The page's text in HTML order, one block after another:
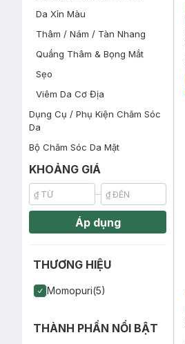
Da Xỉn Màu
Thâm / Nám / Tàn Nhang
Quầng Thâm & Bọng Mắt
Sẹo
Viêm Da Cơ Địa
Dụng Cụ / Phụ Kiện Chăm Sóc
Da
Bộ Chăm Sóc Da Mặt
KHOẢNG GIÁ
Áp dụng
THƯƠNG HIỆU
Momopuri(5)
THÀNH PHẦN NỔI BẬT